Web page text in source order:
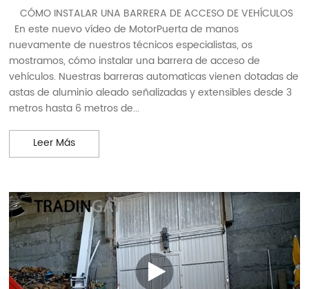
CÓMO INSTALAR UNA BARRERA DE ACCESO DE VEHÍCULOS
En este nuevo vídeo de MotorPuerta de manos
nuevamente de nuestros técnicos especialistas, os
mostramos, cómo instalar una barrera de acceso de
vehículos. Nuestras barreras automaticas vienen dotadas de
astas de aluminio aleado señalizadas y extensibles desde 3
metros hasta 6 metros de...
Leer MásCÓMO INSTALAR UNA BARRERA DE ACCESO DE